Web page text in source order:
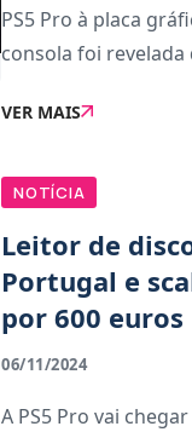
PS5 Pro à placa
consola foi
equivalente à
VER MAIS
NOTÍCIA
Leitor de
Portugal e
por 600 euros
06/11/2024
A PS5 Pro vai